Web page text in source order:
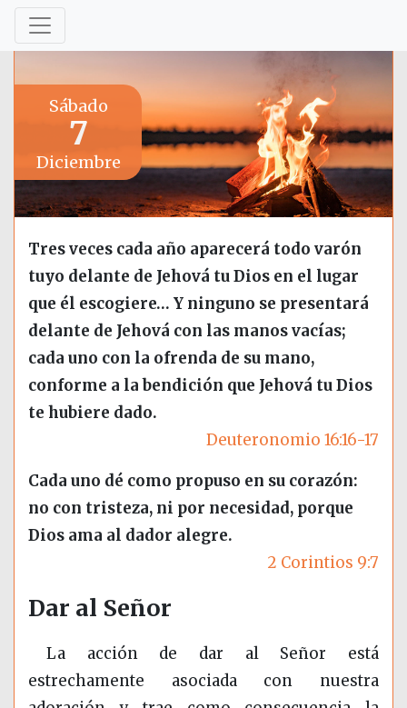
Sábado
7
Diciembre
Tres veces cada año aparecerá todo varón
tuyo delante de Jehová tu Dios en el lugar
que él escogiere… Y ninguno se presentará
delante de Jehová con las manos vacías;
cada uno con la ofrenda de su mano,
conforme a la bendición que Jehová tu Dios
te hubiere dado.
Deuteronomio 16:16-17
Cada uno dé como propuso en su corazón:
no con tristeza, ni por necesidad, porque
Dios ama al dador alegre.
2 Corintios 9:7
Dar al Señor
La acción de dar al Señor está
estrechamente asociada con nuestra